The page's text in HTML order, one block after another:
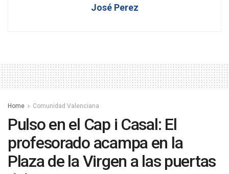
José Perez
Home Comunidad Valenciana
Pulso en el Cap i Casal: El
profesorado acampa en la
Plaza de la Virgen a las puertas